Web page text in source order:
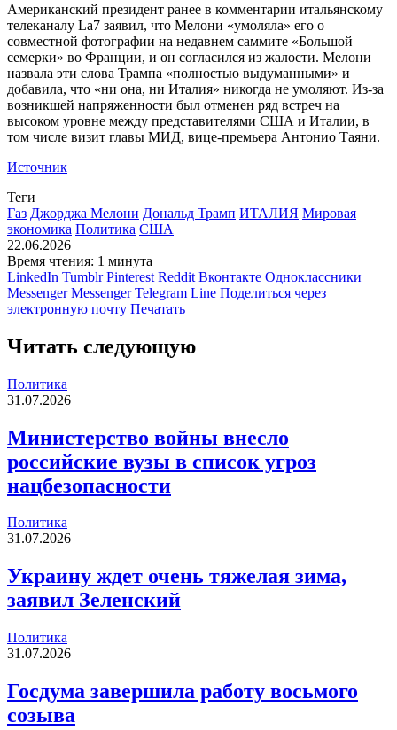
Американский президент ранее в комментарии итальянскому
телеканалу La7 заявил, что Мелони «умоляла» его о
совместной фотографии на недавнем саммите «Большой
семерки» во Франции, и он согласился из жалости. Мелони
назвала эти слова Трампа «полностью выдуманными» и
добавила, что «ни она, ни Италия» никогда не умоляют. Из-за
возникшей напряженности был отменен ряд встреч на
высоком уровне между представителями США и Италии, в
том числе визит главы МИД, вице-премьера Антонио Таяни.
Источник
Теги
Газ Джорджа Мелони Дональд Трамп ИТАЛИЯ Мировая
экономика Политика США
22.06.2026
Время чтения: 1 минута
LinkedIn Tumblr Pinterest Reddit Вконтакте Одноклассники
Messenger Messenger Telegram Line Поделиться через
электронную почту Печатать
Читать следующую
Политика
31.07.2026
Министерство войны внесло
российские вузы в список угроз
нацбезопасности
Политика
31.07.2026
Украину ждет очень тяжелая зима,
заявил Зеленский
Политика
31.07.2026
Госдума завершила работу восьмого
созыва